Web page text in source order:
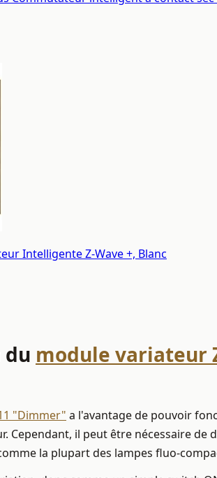
Intelligente Z-Wave +, Blanc
du module variateur
"Dimmer" a l'avantage de pouvoir
il peut être nécessaire de
la plupart des lampes fluo-